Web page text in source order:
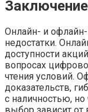
Заключение
Онлайн- и
недостатки.
доступности
вопросах
чтения условий.
доказательств,
с наличностью,